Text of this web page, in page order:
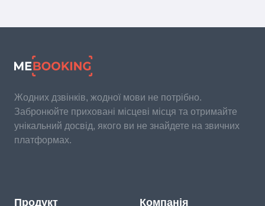
Жодних дзвінків, жодної мови не потрібно.
Забронюйте приховані місцеві місця та отримайте
унікальний досвід, якого ви не знайдете на звичних
платформах.
Продукт Компанія